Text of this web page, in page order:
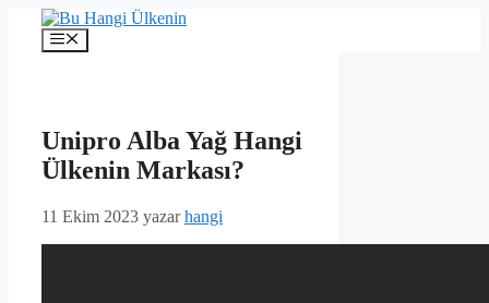
İçeriğe
Menü
Unipro Alba Yağ Hangi
Ülkenin Markası?
11 Ekim 2023 yazarhangi